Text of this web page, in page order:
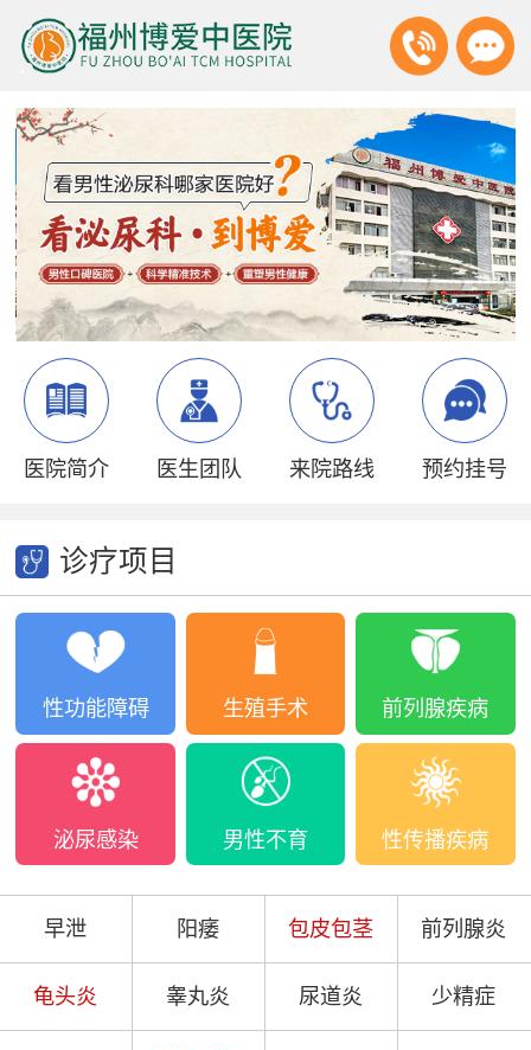
医院简介 医生团队 来院路线 预约挂号
诊疗项目
性功能障碍 生殖手术 前列腺疾病
泌尿感染 男性不育 性传播疾病
早泄 阳痿 包皮包茎 前列腺炎
龟头炎 睾丸炎 尿道炎 少精症